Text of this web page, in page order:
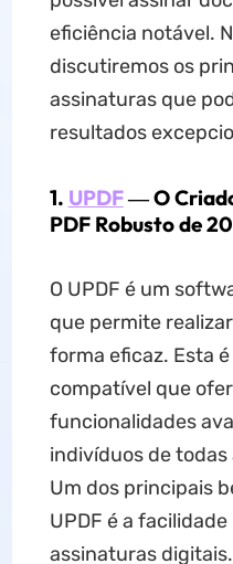
eficiência notável.
discutiremos os
assinaturas que
resultados
1. UPDF― O
PDF Robusto de
O UPDF é um
que permite
forma eficaz. Esta
compatível que
funcionalidades
indivíduos de todas
Um dos principais
UPDF é a
assinaturas